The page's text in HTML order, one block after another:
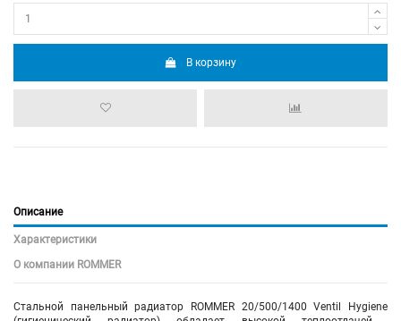
В корзину
Описание
Характеристики
О компании ROMMER
Стальной панельный радиатор ROMMER 20/500/1400 Ventil Hygiene